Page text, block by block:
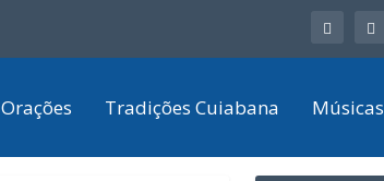
Orações Tradições Cuiabana Músicas